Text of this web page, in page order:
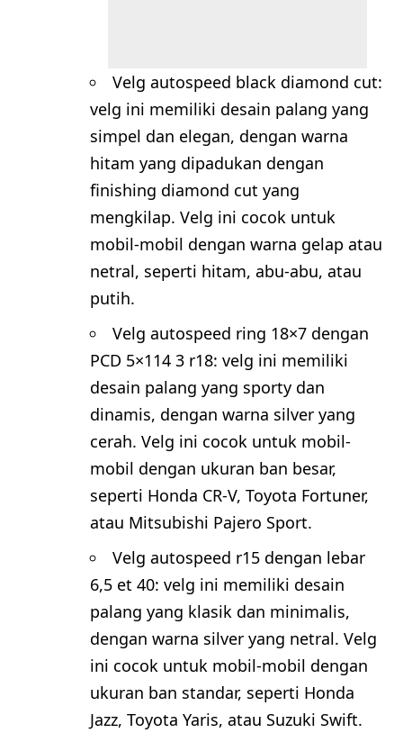
Velg autospeed black diamond cut:
velg ini memiliki desain palang yang
simpel dan elegan, dengan warna
hitam yang dipadukan dengan
finishing diamond cut yang
mengkilap. Velg ini cocok untuk
mobil-mobil dengan warna gelap atau
netral, seperti hitam, abu-abu, atau
putih.
Velg autospeed ring 18×7 dengan
PCD 5×114 3 r18: velg ini memiliki
desain palang yang sporty dan
dinamis, dengan warna silver yang
cerah. Velg ini cocok untuk mobil-
mobil dengan ukuran ban besar,
seperti Honda CR-V, Toyota Fortuner,
atau Mitsubishi Pajero Sport.
Velg autospeed r15 dengan lebar
6,5 et 40: velg ini memiliki desain
palang yang klasik dan minimalis,
dengan warna silver yang netral. Velg
ini cocok untuk mobil-mobil dengan
ukuran ban standar, seperti Honda
Jazz, Toyota Yaris, atau Suzuki Swift.